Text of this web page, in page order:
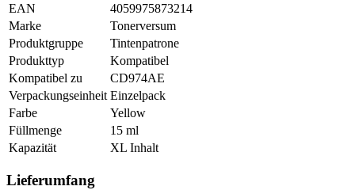
EAN
4059975873214
Marke
Tonerversum
Produktgruppe
Tintenpatrone
Produkttyp
Kompatibel
Kompatibel zu
CD974AE
Verpackungseinheit Einzelpack
Farbe
Yellow
Füllmenge
15 ml
Kapazität
XL Inhalt
Lieferumfang